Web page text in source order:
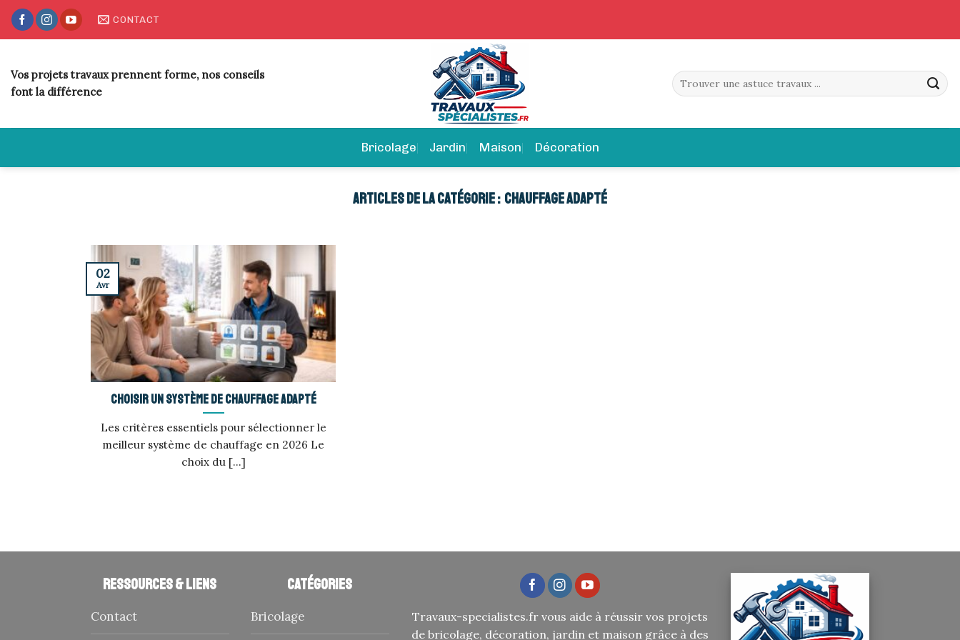
Skip
CONTACT
Vos projets travaux prennent forme, nos conseils
font la différence
Bricolage Jardin Maison Décoration
CHAUFFAGE ADAPTÉ
Choisir un système de chauffage adapté
Les critères essentiels pour sélectionner le
meilleur système de chauffage en 2026 Le
choix du [...]
02
Avr
Ressources & liens
Contact
Catégories
Bricolage
Travaux-specialistes.fr vous aide à réussir vos projets
de bricolage, décoration, jardin et maison grâce à des